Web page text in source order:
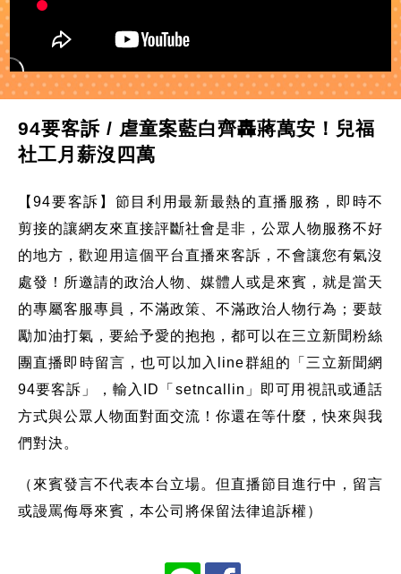
94要客訴 / 虐童案藍白齊轟蔣萬安！兒福
社工月薪沒四萬
【94要客訴】節目利用最新最熱的直播服務，即時不
剪接的讓網友來直接評斷社會是非，公眾人物服務不好
的地方，歡迎用這個平台直播來客訴，不會讓您有氣沒
處發！所邀請的政治人物、媒體人或是來賓，就是當天
的專屬客服專員，不滿政策、不滿政治人物行為；要鼓
勵加油打氣，要給予愛的抱抱，都可以在三立新聞粉絲
團直播即時留言，也可以加入line群組的「三立新聞網
94要客訴」，輸入ID「setncallin」即可用視訊或通話
方式與公眾人物面對面交流！你還在等什麼，快來與我
們對決。
（來賓發言不代表本台立場。但直播節目進行中，留言
或謾罵侮辱來賓，本公司將保留法律追訴權）